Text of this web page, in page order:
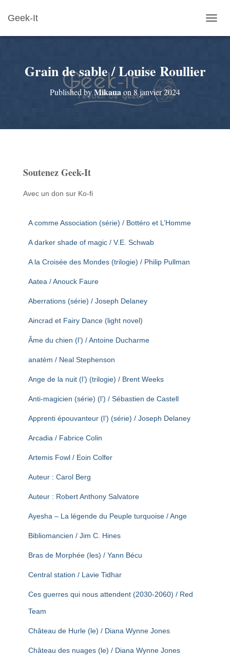
Geek-It
U
Grain de sable / Louise Roullier
Published byMikauaon 8 janvier 2024
Soutenez Geek-It
Avec un don sur Ko-fi
A comme Association (série) / Bottéro et L’Homme
A darker shade of magic / V.E. Schwab
A la Croisée des Mondes (trilogie) / Philip Pullman
Aatea / Anouck Faure
Aberrations (série) / Joseph Delaney
Aincrad et Fairy Dance (light novel)
Âme du chien (l’) / Antoine Ducharme
anatèm / Neal Stephenson
Ange de la nuit (l’) (trilogie) / Brent Weeks
Anti-magicien (série) (l’) / Sébastien de Castell
Apprenti épouvanteur (l’) (série) / Joseph Delaney
Arcadia / Fabrice Colin
Artemis Fowl / Eoin Colfer
Auteur : Carol Berg
Auteur : Robert Anthony Salvatore
Ayesha – La légende du Peuple turquoise / Ange
Bibliomancien / Jim C. Hines
Bras de Morphée (les) / Yann Bécu
Central station / Lavie Tidhar
Ces guerres qui nous attendent (2030-2060) / Red
Team
Château de Hurle (le) / Diana Wynne Jones
Château des nuages (le) / Diana Wynne Jones